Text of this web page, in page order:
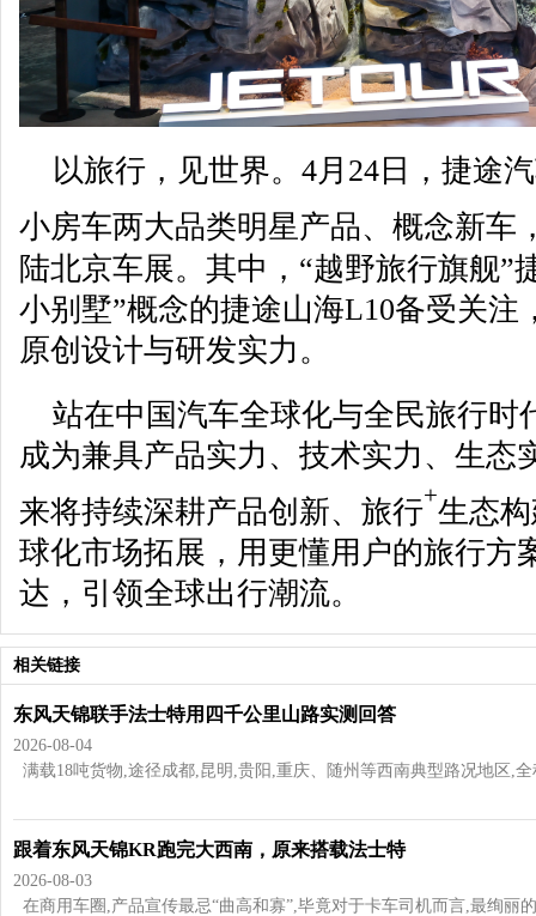
以旅行，见世界。4月24日，捷途
小房车两大品类明星产品、概念新车
陆北京车展。其中，“越野旅行旗舰”
小别墅”概念的捷途山海L10备受关注
原创设计与研发实力。
站在中国汽车全球化与全民旅行时
成为兼具产品实力、技术实力、生态
来将持续深耕产品创新、旅行+生态
球化市场拓展，用更懂用户的旅行方
达，引领全球出行潮流。
相关链接
东风天锦联手法士特用四千公里山路实测回答
2026-08-04
满载18吨货物,途径成都,昆明,贵阳,重庆、随州等西南典型路况地区,
跟着东风天锦KR跑完大西南，原来搭载法士特
2026-08-03
在商用车圈,产品宣传最忌“曲高和寡”,毕竟对于卡车司机而言,最绚丽